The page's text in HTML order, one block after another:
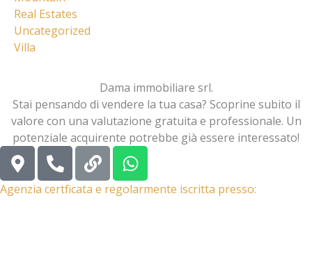
Real Estates
Uncategorized
Villa
Dama immobiliare srl.
Stai pensando di vendere la tua casa? Scoprine subito il
valore con una valutazione gratuita e professionale. Un
potenziale acquirente potrebbe già essere interessato!
M
a
p
P
h
o
L
i
n
W
h
a
Agenzia certficata e regolarmente iscritta presso: